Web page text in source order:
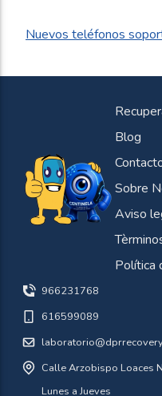
de
entradas
Blog
Sobre
Aviso
Política
966231768
616599089
Calle Arzobispo Loaces
Lunes a Jueves